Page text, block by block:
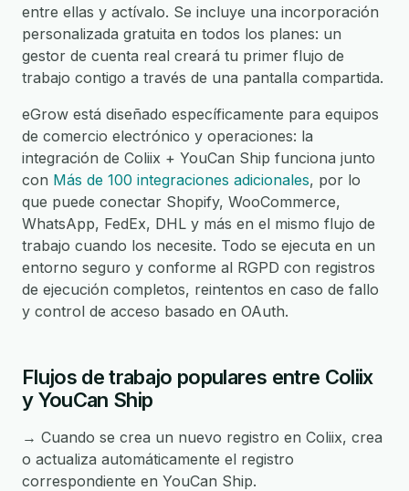
entre ellas y actívalo. Se incluye una incorporación
personalizada gratuita en todos los planes: un
gestor de cuenta real creará tu primer flujo de
trabajo contigo a través de una pantalla compartida.
eGrow está diseñado específicamente para equipos
de comercio electrónico y operaciones: la
integración de Coliix + YouCan Ship funciona junto
con Más de 100 integraciones adicionales, por lo
que puede conectar Shopify, WooCommerce,
WhatsApp, FedEx, DHL y más en el mismo flujo de
trabajo cuando los necesite. Todo se ejecuta en un
entorno seguro y conforme al RGPD con registros
de ejecución completos, reintentos en caso de fallo
y control de acceso basado en OAuth.
Flujos de trabajo populares entre Coliix
y YouCan Ship
→ Cuando se crea un nuevo registro en Coliix, crea
o actualiza automáticamente el registro
correspondiente en YouCan Ship.